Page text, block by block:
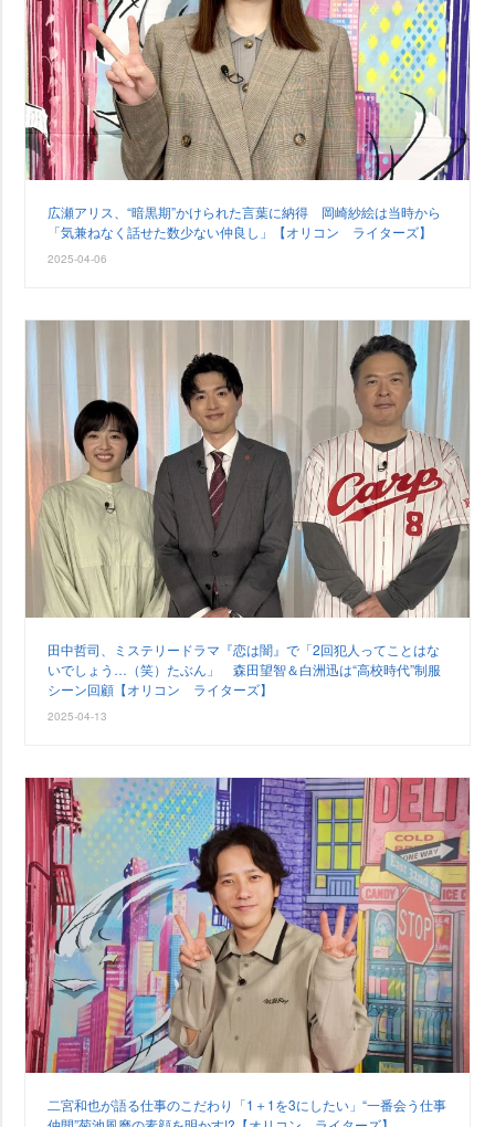
広瀬アリス、“暗黒期”かけられた言葉に納得 岡崎紗絵は当時から
「気兼ねなく話せた数少ない仲良し」【オリコン ライターズ】
2025-04-06
田中哲司、ミステリードラマ『恋は闇』で「2回犯人ってことはな
いでしょう…（笑）たぶん」 森田望智＆白洲迅は“高校時代”制服
シーン回顧【オリコン ライターズ】
2025-04-13
二宮和也が語る仕事のこだわり「1＋1を3にしたい」“一番会う仕事